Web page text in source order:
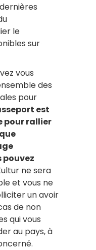
le
sur
vous
des
pour
est
pour rallier
pouvez
ne sera
et vous ne
un avoir
de non
qui vous
au pays, à